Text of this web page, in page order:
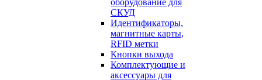
оборудование для
СКУД
Идентификаторы,
магнитные карты,
RFID метки
Кнопки выхода
Комплектующие и
аксессуары для